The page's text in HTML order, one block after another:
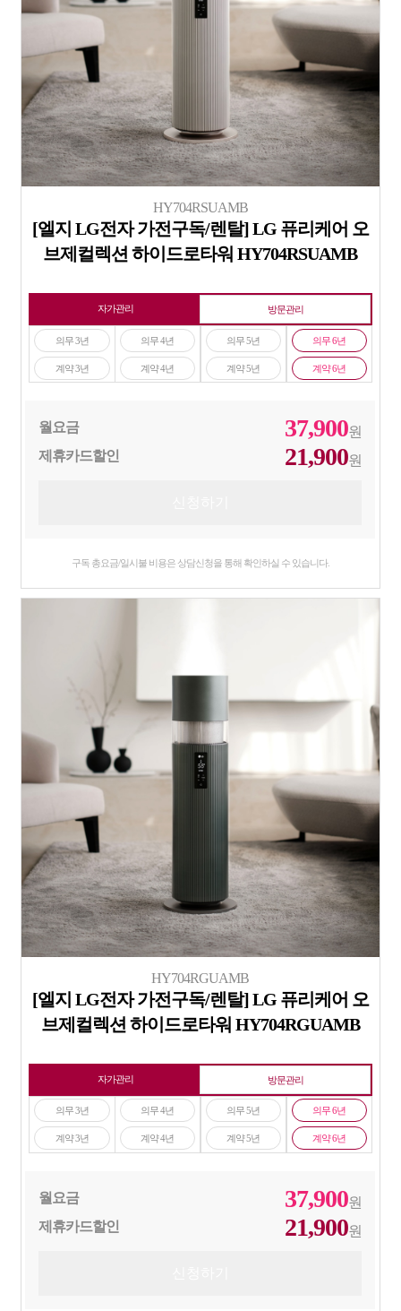
HY704RSUAMB
[엘지 LG전자 가전구독/렌탈] LG 퓨리케어 오
브제컬렉션 하이드로타워 HY704RSUAMB
자가관리 방문관리
의무 3년
계약 3년
의무 4년
계약 4년
의무 5년
계약 5년
의무 6년
계약 6년
월요금 37,900원
제휴카드할인
21,900원
구독 총요금/일시불 비용은 상담신청을 통해 확인하실 수 있습니다.
HY704RGUAMB
[엘지 LG전자 가전구독/렌탈] LG 퓨리케어 오
브제컬렉션 하이드로타워 HY704RGUAMB
자가관리 방문관리
의무 3년
계약 3년
의무 4년
계약 4년
의무 5년
계약 5년
의무 6년
계약 6년
월요금 37,900원
제휴카드할인
21,900원